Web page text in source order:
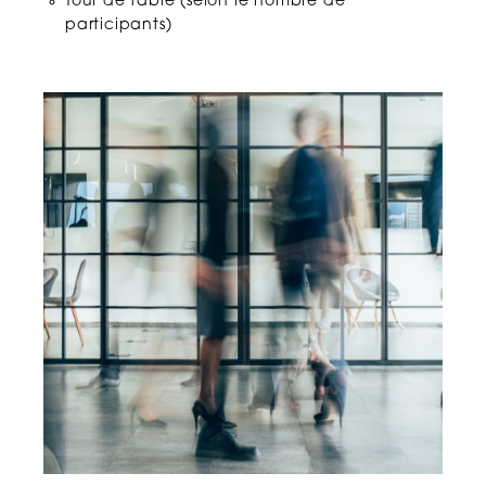
Propos choquants ou humour –
Rupture du contrat
La lecture d’un mail anodin
peut il provoquer un accident du
travail ?
Le soin à apporter à la
rédaction de la lettre de
licenciement
La constatation de l’inaptitude
lors de la visite médicale de
reprise alors que le salarié est de
nouveau placé en arrêt maladie
est-elle valable ?
participants)